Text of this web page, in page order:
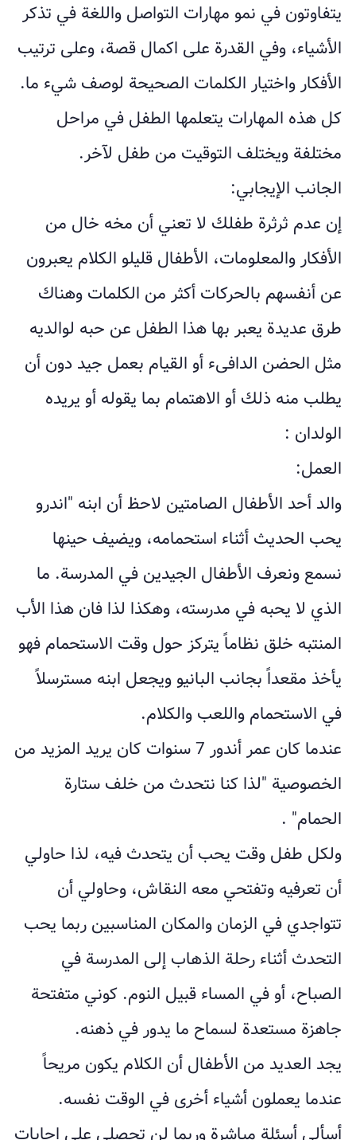
يتفاوتون في نمو مهارات التواصل واللغة في تذكر
الأشياء، وفي القدرة على اكمال قصة، وعلى ترتيب
الأفكار واختيار الكلمات الصحيحة لوصف شيء ما.
كل هذه المهارات يتعلمها الطفل في مراحل
مختلفة ويختلف التوقيت من طفل لآخر.
الجانب الإيجابي:
إن عدم ثرثرة طفلك لا تعني أن مخه خال من
الأفكار والمعلومات، الأطفال قليلو الكلام يعبرون
عن أنفسهم بالحركات أكثر من الكلمات وهناك
طرق عديدة يعبر بها هذا الطفل عن حبه لوالديه
مثل الحضن الدافىء أو القيام بعمل جيد دون أن
يطلب منه ذلك أو الاهتمام بما يقوله أو يريده
الولدان :
العمل:
والد أحد الأطفال الصامتين لاحظ أن ابنه "اندرو
يحب الحديث أثناء استحمامه، ويضيف حينها
نسمع ونعرف الأطفال الجيدين في المدرسة. ما
الذي لا يحبه في مدرسته، وهكذا لذا فان هذا الأب
المنتبه خلق نظاماً يتركز حول وقت الاستحمام فهو
يأخذ مقعداً بجانب البانيو ويجعل ابنه مسترسلاً
في الاستحمام واللعب والكلام.
عندما كان عمر أندور 7 سنوات كان يريد المزيد من
الخصوصية "لذا كنا نتحدث من خلف ستارة
الحمام" .
ولكل طفل وقت يحب أن يتحدث فيه، لذا حاولي
أن تعرفيه وتفتحي معه النقاش، وحاولي أن
تتواجدي في الزمان والمكان المناسبين ربما يحب
التحدث أثناء رحلة الذهاب إلى المدرسة في
الصباح، أو في المساء قبيل النوم. كوني متفتحة
جاهزة مستعدة لسماح ما يدور في ذهنه.
يجد العديد من الأطفال أن الكلام يكون مريحاً
عندما يعملون أشياء أخرى في الوقت نفسه.